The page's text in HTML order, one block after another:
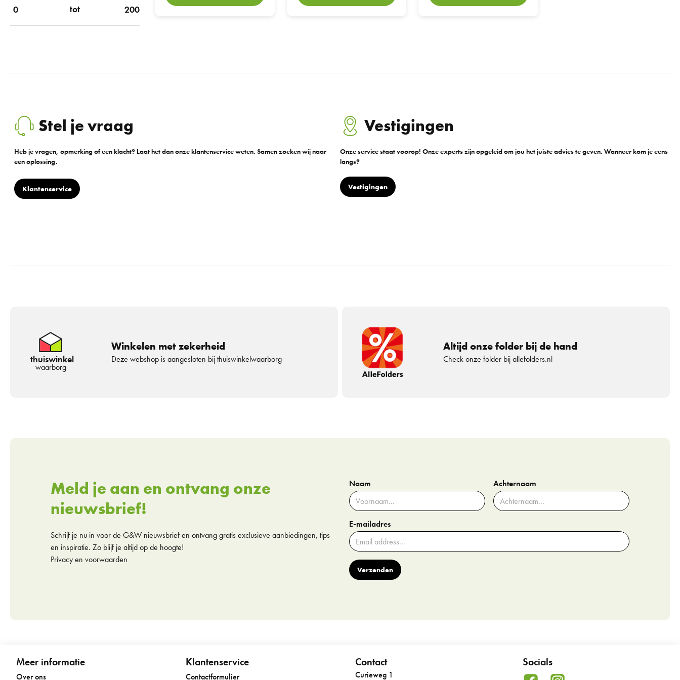
tot
Stel je vraag
Heb je vragen, opmerking of een klacht? Laat het dan onze klantenservice weten. Samen zoeken wij naar
een oplossing.
Klantenservice
Vestigingen
Onze service staat voorop! Onze experts zijn opgeleid om jou het juiste advies te geven. Wanneer kom je eens
langs?
Vestigingen
thuiswinkel
waarborg
Winkelen met zekerheid
Deze webshop is aangesloten bij thuiswinkelwaarborg
Altijd onze folder bij de hand
Check onze folder bij allefolders.nl
Meld je aan en ontvang onze
nieuwsbrief!
Schrijf je nu in voor de G&W nieuwsbrief en ontvang gratis exclusieve aanbiedingen, tips
en inspiratie. Zo blijf je altijd op de hoogte!
Privacy en voorwaarden
Naam Achternaam
E-mailadres
Verzenden
Meer informatie
Over ons
Klantenservice
Contactformulier
Contact
Curieweg 1
Socials